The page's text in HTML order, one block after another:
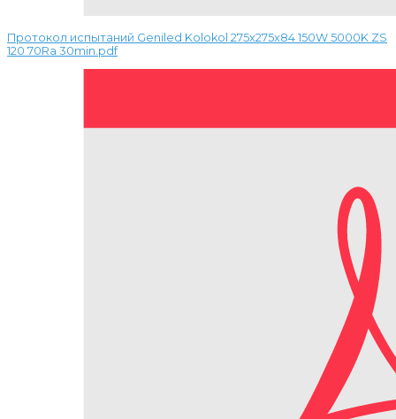
Протокол испытаний Geniled Kolokol 275x275x84 150W 5000K ZS
120 70Ra 30min.pdf